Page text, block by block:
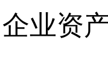
业资